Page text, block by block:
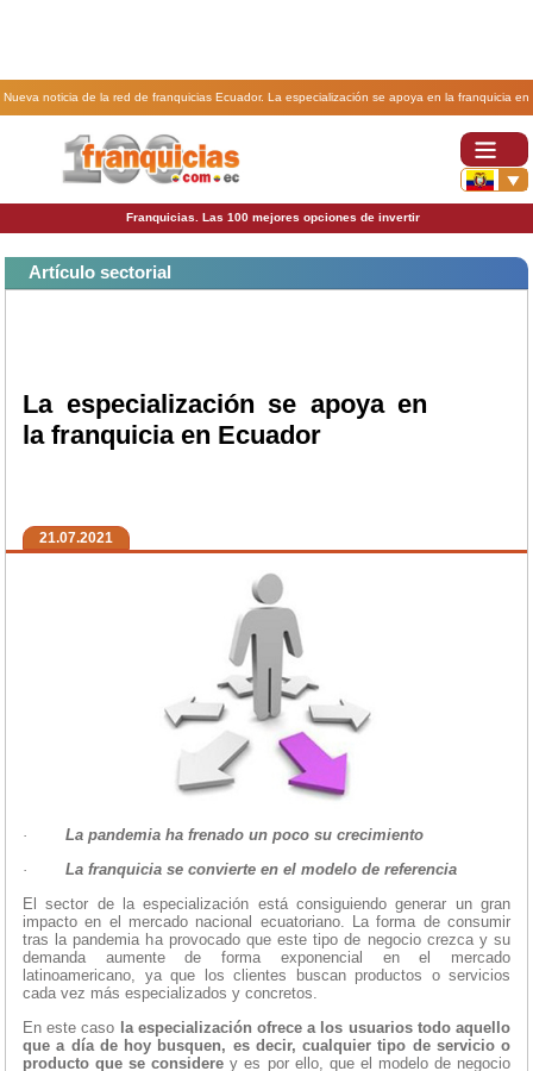
Nueva noticia de la red de franquicias Ecuador. La especialización se apoya en la franquicia en
Franquicias. Las 100 mejores opciones de invertir
Artículo sectorial
La especialización se apoya en
la franquicia en Ecuador
21.07.2021
· La pandemia ha frenado un poco su crecimiento
· La franquicia se convierte en el modelo de referencia
El sector de la especialización está consiguiendo generar un gran
impacto en el mercado nacional ecuatoriano. La forma de consumir
tras la pandemia ha provocado que este tipo de negocio crezca y su
demanda aumente de forma exponencial en el mercado
latinoamericano, ya que los clientes buscan productos o servicios
cada vez más especializados y concretos.
En este caso la especialización ofrece a los usuarios todo aquello
que a día de hoy busquen, es decir, cualquier tipo de servicio o
producto que se considere y es por ello, que el modelo de negocio